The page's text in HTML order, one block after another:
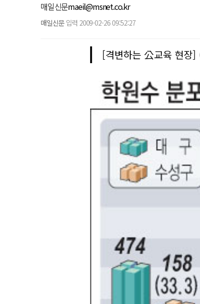
매일신문maeil@msnet.co.kr
매일신문 입력 2009-02-26 09:52:27
[격변하는 公교육 현장